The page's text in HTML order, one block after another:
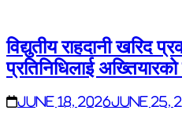
विद्युतीय राहदानी खरिद
प्रतिनिधिलाई
June 18, 2026June 25,